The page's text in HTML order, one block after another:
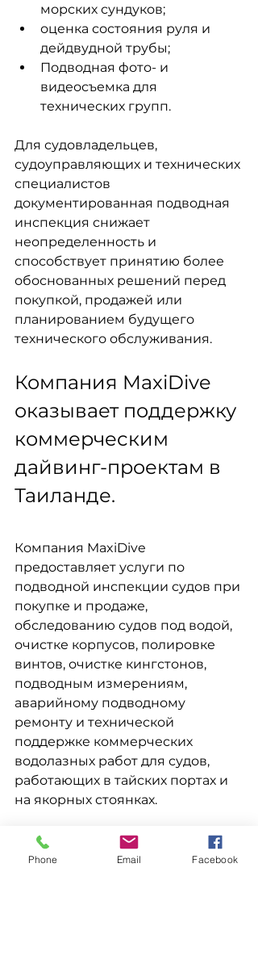
морских сундуков;
оценка состояния руля и
дейдвудной трубы;
Подводная фото- и
видеосъемка для
технических групп.
Для судовладельцев,
судоуправляющих и технических
специалистов
документированная подводная
инспекция снижает
неопределенность и
способствует принятию более
обоснованных решений перед
покупкой, продажей или
планированием будущего
технического обслуживания.
Компания MaxiDive
оказывает поддержку
коммерческим
дайвинг-проектам в
Таиланде.
Компания MaxiDive
предоставляет услуги по
подводной инспекции судов при
покупке и продаже,
обследованию судов под водой,
очистке корпусов, полировке
винтов, очистке кингстонов,
подводным измерениям,
аварийному подводному
ремонту и технической
поддержке коммерческих
водолазных работ для судов,
работающих в тайских портах и
на якорных стоянках.
Данная подводная инспекция
при купле-продаже судна на
Phone Email Facebook